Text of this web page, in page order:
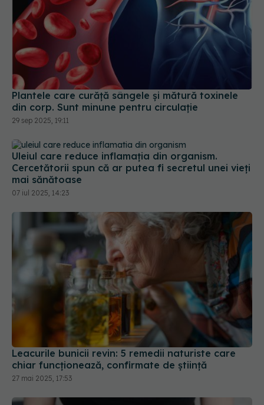
Plantele care curăță sângele și mătură toxinele
din corp. Sunt minune pentru circulație
29 sep 2025, 19:11
Uleiul care reduce inflamația din organism.
mai sănătoase
07 iul 2025, 14:23
Leacurile bunicii revin: 5 remedii naturiste care
chiar funcționează, confirmate de știință